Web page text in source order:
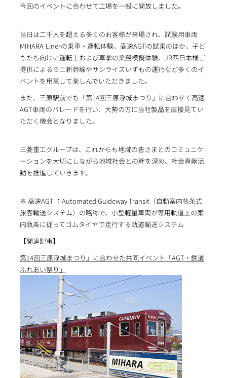
今回のイベントに合わせて工場を一般に開放しました。
当日は二千人を超える多くのお客様が来場され、試験用車両
MIHARA-Linerの乗車・運転体験、高速AGTの試乗のほか、子ど
もたち向けに運転士および車掌の業務模擬体験、JR西日本様ご
提供によるミニ新幹線やサンライズいずもの運行など多くのイ
ベントを用意して楽しんでいただきました。
また、三原駅前でも「第14回三原浮城まつり」に合わせて高速
AGT車両のパレードを行い、大勢の方に当社製品を直接見てい
ただく機会となりました。
三菱重工グループは、これからも地域の皆さまとのコミュニケ
ーションを大切にしながら地域社会との絆を深め、社会貢献活
動を推進していきます。
※ 高速AGT ：Automated Guideway Transit（自動案内軌条式
旅客輸送システム）の略称で、小型軽量車両が専用軌道上の案
内軌条に従ってゴムタイヤで走行する軌道輸送システム
【関連記事】
第14回三原浮城まつり」に合わせた共同イベント「AGT・鉄道
ふれあい祭り」